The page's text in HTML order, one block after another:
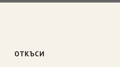
ОТКЪСИ